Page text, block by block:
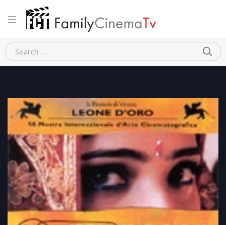
Home Drammatico